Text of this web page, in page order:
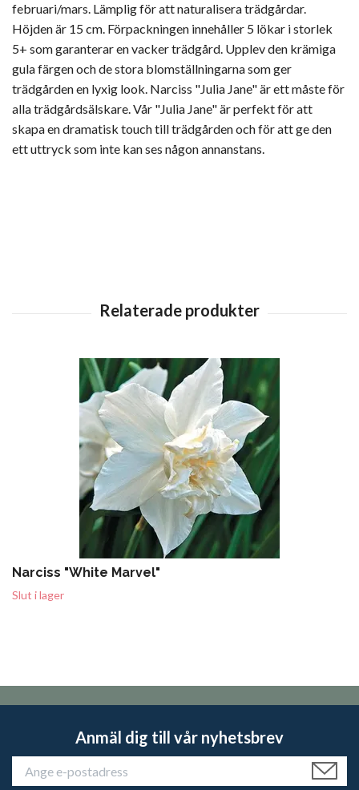
februari/mars. Lämplig för att naturalisera trädgårdar.
Höjden är 15 cm. Förpackningen innehåller 5 lökar i storlek
5+ som garanterar en vacker trädgård. Upplev den krämiga
gula färgen och de stora blomställningarna som ger
trädgården en lyxig look. Narciss "Julia Jane" är ett måste för
alla trädgårdsälskare. Vår "Julia Jane" är perfekt för att
skapa en dramatisk touch till trädgården och för att ge den
ett uttryck som inte kan ses någon annanstans.
Narciss "White Marvel"
Slut i lager
Anmäl dig till vår nyhetsbrev